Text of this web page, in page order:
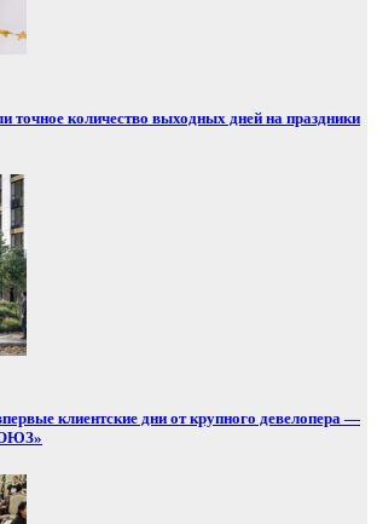
точное количество выходных дней на праздники
клиентские дни от крупного девелопера —